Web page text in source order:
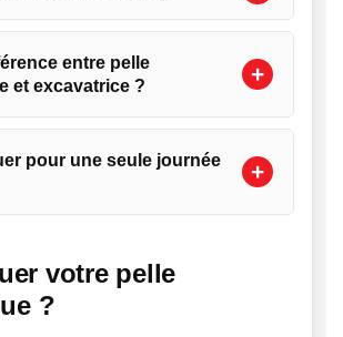
entre pelle
et excavatrice ?
pour une seule journée
votre pelle
?